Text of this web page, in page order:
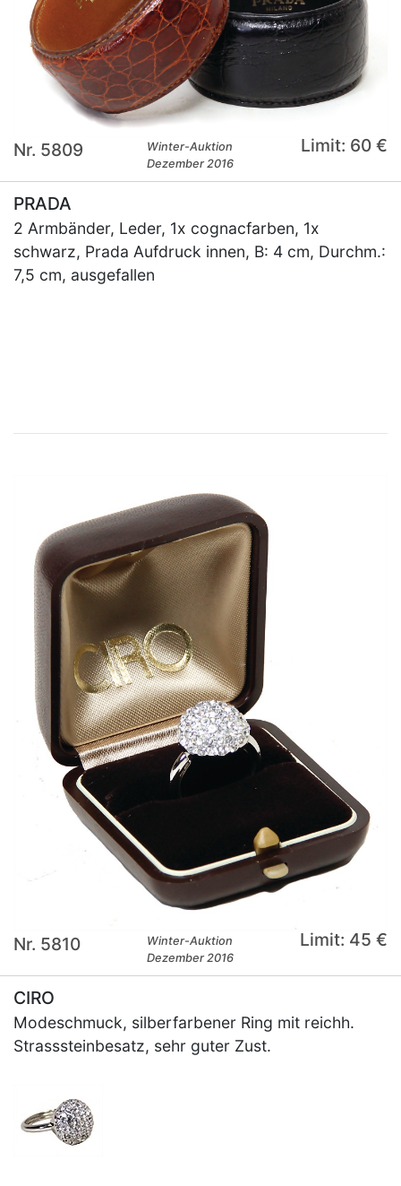
Nr. 5809
Winter-Auktion
Dezember 2016
Limit: 60 €
PRADA
2 Armbänder, Leder, 1x cognacfarben, 1x
schwarz, Prada Aufdruck innen, B: 4 cm, Durchm.:
7,5 cm, ausgefallen
Nr. 5810
Winter-Auktion
Dezember 2016
Limit: 45 €
CIRO
Modeschmuck, silberfarbener Ring mit reichh.
Strasssteinbesatz, sehr guter Zust.